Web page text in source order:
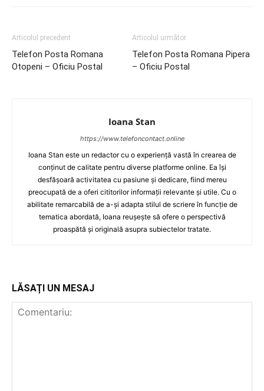
Articolul precedent
Telefon Posta Romana
Otopeni – Oficiu Postal
Articolul următor
Telefon Posta Romana Pipera
– Oficiu Postal
Ioana Stan
https://www.telefoncontact.online
Ioana Stan este un redactor cu o experiență vastă în crearea de
conținut de calitate pentru diverse platforme online. Ea își
desfășoară activitatea cu pasiune și dedicare, fiind mereu
preocupată de a oferi cititorilor informații relevante și utile. Cu o
abilitate remarcabilă de a-și adapta stilul de scriere în funcție de
tematica abordată, Ioana reușește să ofere o perspectivă
proaspătă și originală asupra subiectelor tratate.
LĂSAȚI UN MESAJ